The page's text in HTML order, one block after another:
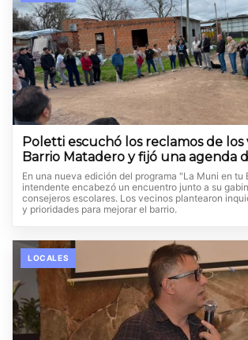
Poletti escuchó los reclamos de los
Barrio Matadero y fijó una agenda
En una nueva edición del programa "La Muni en tu
intendente encabezó un encuentro junto a su
consejeros escolares. Los vecinos plantearon
y prioridades para mejorar el barrio.
LOCALES